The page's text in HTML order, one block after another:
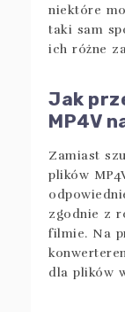
niektóre
taki sam
ich różne
Jak
MP4V
Zamiast
plików
zgodnie z
filmie. Na
dla plików